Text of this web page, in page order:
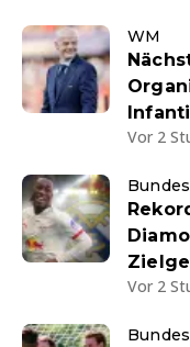
WM
Vor 2
Vor 2